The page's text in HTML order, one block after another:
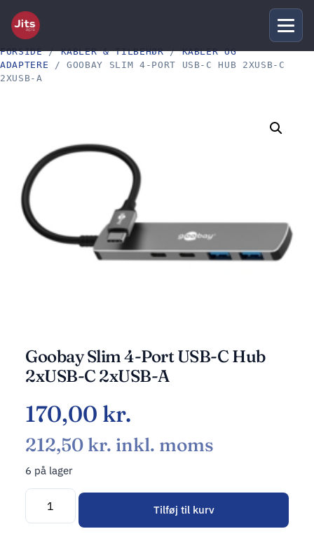
FORSIDE/KABLER & TILBEHØR/KABLER OG
ADAPTERE / GOOBAY SLIM 4-PORT USB-C HUB 2XUSB-C
2XUSB-A
Goobay Slim 4-Port USB-C Hub
2xUSB-C 2xUSB-A
170,00 kr.
212,50 kr. inkl. moms
6 på lager
Tilføj til kurv
Alternative: